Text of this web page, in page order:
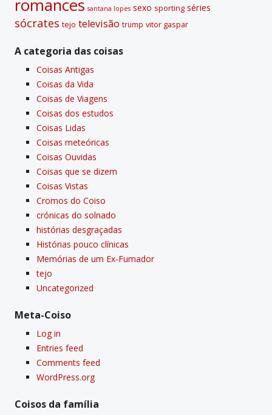
romances santana lopes sexo sporting séries
sócrates tejo televisão trump vitor gaspar
A categoria das coisas
Coisas Antigas
Coisas da Vida
Coisas de Viagens
Coisas dos estudos
Coisas Lidas
Coisas meteóricas
Coisas Ouvidas
Coisas que se dizem
Coisas Vistas
Cromos do Coiso
crónicas do solnado
histórias desgraçadas
Histórias pouco clí­nicas
Memórias de um Ex-Fumador
tejo
Uncategorized
Meta-Coiso
Log in
Entries feed
Comments feed
WordPress.org
Coisos da famí­lia